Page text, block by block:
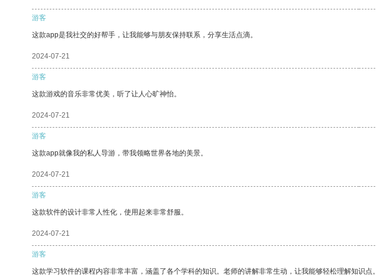
游客
这款app是我社交的好帮手，让我能够与朋友保持联系，分享生活点滴。
2024-07-21
游客
这款游戏的音乐非常优美，听了让人心旷神怡。
2024-07-21
游客
这款app就像我的私人导游，带我领略世界各地的美景。
2024-07-21
游客
这款软件的设计非常人性化，使用起来非常舒服。
2024-07-21
游客
这款学习软件的课程内容非常丰富，涵盖了各个学科的知识。老师的讲解非常生动，让我能够轻松理解知识点。